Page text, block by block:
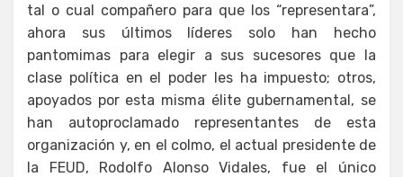
tal o cual compañero para que los “representara”,
ahora sus últimos líderes solo han hecho
pantomimas para elegir a sus sucesores que la
clase política en el poder les ha impuesto; otros,
apoyados por esta misma élite gubernamental, se
han autoproclamado representantes de esta
organización y, en el colmo, el actual presidente de
la FEUD, Rodolfo Alonso Vidales, fue el único